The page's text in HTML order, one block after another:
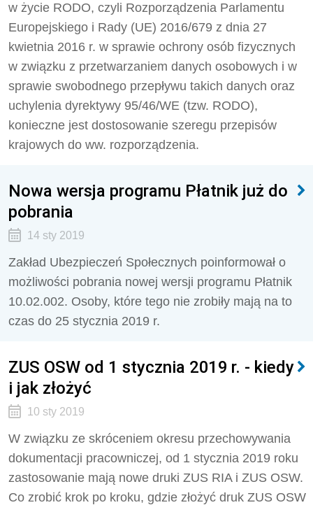
w życie RODO, czyli Rozporządzenia Parlamentu
Europejskiego i Rady (UE) 2016/679 z dnia 27
kwietnia 2016 r. w sprawie ochrony osób fizycznych
w związku z przetwarzaniem danych osobowych i w
sprawie swobodnego przepływu takich danych oraz
uchylenia dyrektywy 95/46/WE (tzw. RODO),
konieczne jest dostosowanie szeregu przepisów
krajowych do ww. rozporządzenia.
Nowa wersja programu Płatnik już do
pobrania
14 sty 2019
Zakład Ubezpieczeń Społecznych poinformował o
możliwości pobrania nowej wersji programu Płatnik
10.02.002. Osoby, które tego nie zrobiły mają na to
czas do 25 stycznia 2019 r.
ZUS OSW od 1 stycznia 2019 r. - kiedy
i jak złożyć
10 sty 2019
W związku ze skróceniem okresu przechowywania
dokumentacji pracowniczej, od 1 stycznia 2019 roku
zastosowanie mają nowe druki ZUS RIA i ZUS OSW.
Co zrobić krok po kroku, gdzie złożyć druk ZUS OSW